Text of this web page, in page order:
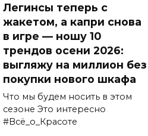
Легинсы теперь с
жакетом, а капри снова
в игре — ношу 10
трендов осени 2026:
выгляжу на миллион без
покупки нового шкафа
Что мы будем носить в этом
сезоне Это интересно
#Всё_о_Красоте